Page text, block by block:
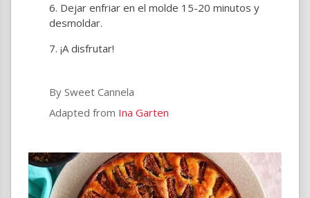
Dejar enfriar en el molde 15-20 minutos y
desmoldar.
¡A disfrutar!
By Sweet Cannela
Adapted from Ina Garten